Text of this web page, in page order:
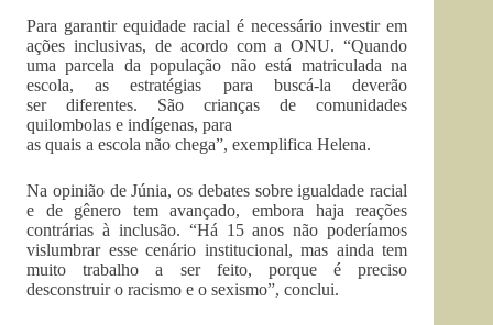
Para garantir equidade racial é necessário investir em
ações inclusivas, de acordo com a ONU. “Quando
uma parcela da população não está matriculada na
escola, as estratégias para buscá-la deverão
ser diferentes. São crianças de comunidades
quilombolas e indígenas, para
as quais a escola não chega”, exemplifica Helena.
Na opinião de Júnia, os debates sobre igualdade racial
e de gênero tem avançado, embora haja reações
contrárias à inclusão. “Há 15 anos não poderíamos
vislumbrar esse cenário institucional, mas ainda tem
muito trabalho a ser feito, porque é preciso
desconstruir o racismo e o sexismo”, conclui.